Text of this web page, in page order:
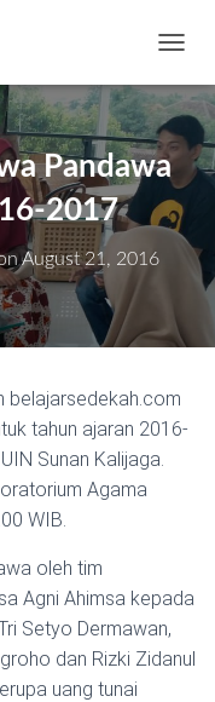
O
G
G
L
E
N
A
T
N
Pandawa
2017
August 21, 2016
belajarsedekah.com
tahun ajaran 2016-
Sunan Kalijaga.
Agama
WIB.
oleh tim
Agni Ahimsa kepada
Setyo Dermawan,
dan Rizki Zidanul
uang tunai